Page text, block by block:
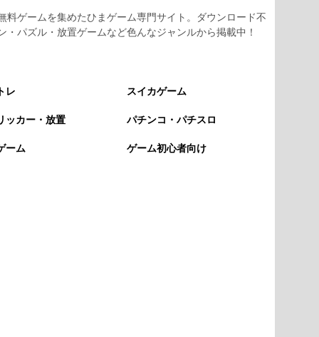
料ゲームを集めたひまゲーム専門サイト。ダウンロード不
パズル・放置ゲームなど色んなジャンルから掲載中！
レ スイカゲーム
ッカー・放置 パチンコ・パチスロ
ーム ゲーム初心者向け